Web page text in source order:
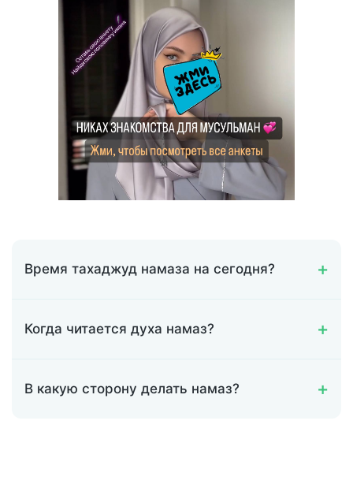
Время тахаджуд намаза на сегодня?
Когда читается духа намаз?
В какую сторону делать намаз?